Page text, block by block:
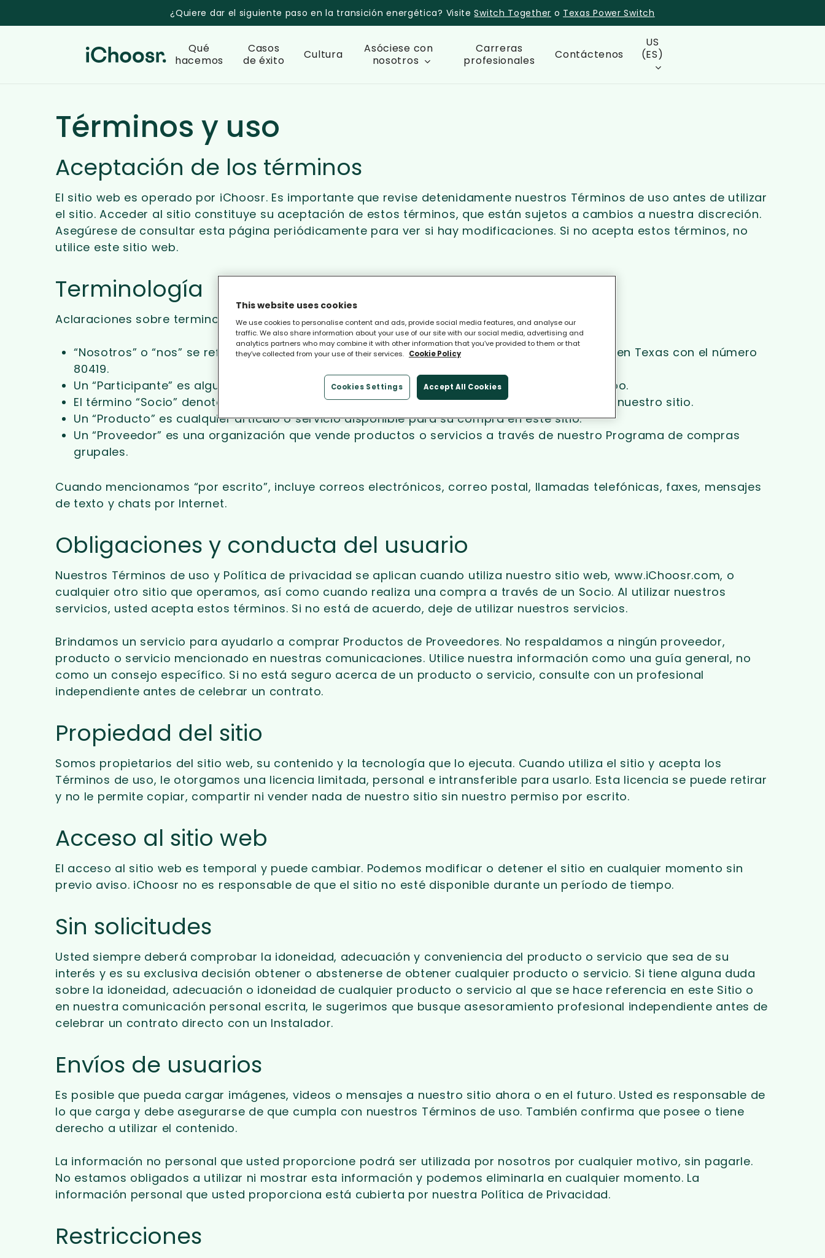
to
¿Quiere dar el siguiente paso en la transición energética? VisiteSwitch Together o Texas Power Switch
Qué
hacemos
Casos
de éxito
Cultura
Asóciese con
nosotros
Carreras
profesionales
Contáctenos
US
(ES)
Términos y uso
Aceptación de los términos
El sitio web es operado por iChoosr. Es importante que revise detenidamente nuestros Términos de uso antes de utilizar
el sitio. Acceder al sitio constituye su aceptación de estos términos, que están sujetos a cambios a nuestra discreción.
Asegúrese de consultar esta página periódicamente para ver si hay modificaciones. Si no acepta estos términos, no
utilice este sitio web.
Terminología
Aclaraciones sobre terminología:
“Nosotros” o “nos” se refiere a iChoosr LLC, con sede en Wilmington, Delaware, y registrada en Texas con el número
80419.
Un “Participante” es alguien oficialmente inscrito en nuestro Programa de Compras en Grupo.
El término “Socio” denota cualquier organización que promocione productos o servicios en nuestro sitio.
Un “Producto” es cualquier artículo o servicio disponible para su compra en este sitio.
Un “Proveedor” es una organización que vende productos o servicios a través de nuestro Programa de compras
grupales.
Cuando mencionamos “por escrito”, incluye correos electrónicos, correo postal, llamadas telefónicas, faxes, mensajes
de texto y chats por Internet.
Obligaciones y conducta del usuario
Nuestros Términos de uso y Política de privacidad se aplican cuando utiliza nuestro sitio web, www.iChoosr.com, o
cualquier otro sitio que operamos, así como cuando realiza una compra a través de un Socio. Al utilizar nuestros
servicios, usted acepta estos términos. Si no está de acuerdo, deje de utilizar nuestros servicios.
Brindamos un servicio para ayudarlo a comprar Productos de Proveedores. No respaldamos a ningún proveedor,
producto o servicio mencionado en nuestras comunicaciones. Utilice nuestra información como una guía general, no
como un consejo específico. Si no está seguro acerca de un producto o servicio, consulte con un profesional
independiente antes de celebrar un contrato.
Propiedad del sitio
Somos propietarios del sitio web, su contenido y la tecnología que lo ejecuta. Cuando utiliza el sitio y acepta los
Términos de uso, le otorgamos una licencia limitada, personal e intransferible para usarlo. Esta licencia se puede retirar
y no le permite copiar, compartir ni vender nada de nuestro sitio sin nuestro permiso por escrito.
Acceso al sitio web
El acceso al sitio web es temporal y puede cambiar. Podemos modificar o detener el sitio en cualquier momento sin
previo aviso. iChoosr no es responsable de que el sitio no esté disponible durante un período de tiempo.
Sin solicitudes
Usted siempre deberá comprobar la idoneidad, adecuación y conveniencia del producto o servicio que sea de su
interés y es su exclusiva decisión obtener o abstenerse de obtener cualquier producto o servicio. Si tiene alguna duda
sobre la idoneidad, adecuación o idoneidad de cualquier producto o servicio al que se hace referencia en este Sitio o
en nuestra comunicación personal escrita, le sugerimos que busque asesoramiento profesional independiente antes de
celebrar un contrato directo con un Instalador.
Envíos de usuarios
Es posible que pueda cargar imágenes, videos o mensajes a nuestro sitio ahora o en el futuro. Usted es responsable de
lo que carga y debe asegurarse de que cumpla con nuestros Términos de uso. También confirma que posee o tiene
derecho a utilizar el contenido.
La información no personal que usted proporcione podrá ser utilizada por nosotros por cualquier motivo, sin pagarle.
No estamos obligados a utilizar ni mostrar esta información y podemos eliminarla en cualquier momento. La
información personal que usted proporciona está cubierta por nuestra Política de Privacidad.
Restricciones
This website uses cookies
We use cookies to personalise content and ads, provide social media features, and analyse our
traffic. We also share information about your use of our site with our social media, advertising and
analytics partners who may combine it with other information that you’ve provided to them or that
they’ve collected from your use of their services. Cookie Policy
Cookies Settings Accept All Cookies